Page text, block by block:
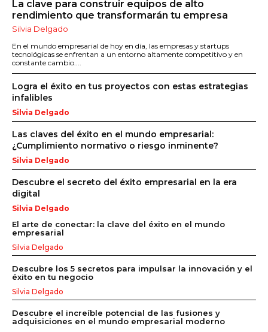
La clave para construir equipos de alto
rendimiento que transformarán tu empresa
Silvia Delgado
En el mundo empresarial de hoy en día, las empresas y startups
tecnológicas se enfrentan a un entorno altamente competitivo y en
constante cambio....
Logra el éxito en tus proyectos con estas estrategias
infalibles
Silvia Delgado
Las claves del éxito en el mundo empresarial:
¿Cumplimiento normativo o riesgo inminente?
Silvia Delgado
Descubre el secreto del éxito empresarial en la era
digital
Silvia Delgado
El arte de conectar: la clave del éxito en el mundo
empresarial
Silvia Delgado
Descubre los 5 secretos para impulsar la innovación y el
éxito en tu negocio
Silvia Delgado
Descubre el increíble potencial de las fusiones y
adquisiciones en el mundo empresarial moderno